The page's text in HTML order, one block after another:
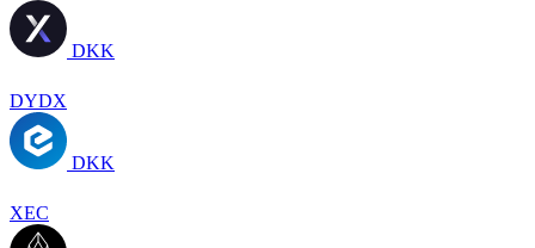
DKK
DYDX
DKK
XEC